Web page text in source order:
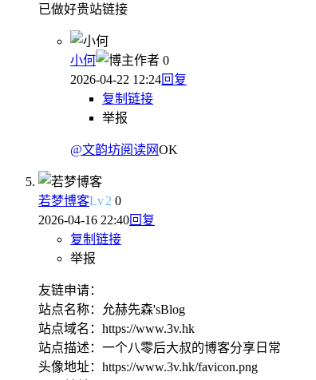
已做好贵站链接
小何 作者 0
2026-04-22 12:24回复
复制链接
举报
@文韵坊阅读网OK
若梦博客Lv2 0
2026-04-16 22:40回复
复制链接
举报
友链申请：
站点名称：允赫先森'sBlog
站点域名：https://www.3v.hk
站点描述：一个八零后大叔的博客分享日常
头像地址：https://www.3v.hk/favicon.png